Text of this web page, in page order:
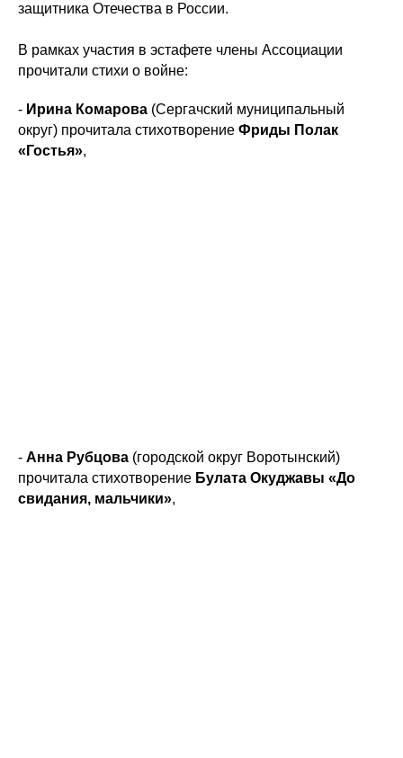
защитника Отечества в России.
В рамках участия в эстафете члены Ассоциации
прочитали стихи о войне:
- Ирина Комарова (Сергачский муниципальный
округ) прочитала стихотворение Фриды Полак
«Гостья»,
- Анна Рубцова (городской округ Воротынский)
прочитала стихотворение Булата Окуджавы «До
свидания, мальчики»,